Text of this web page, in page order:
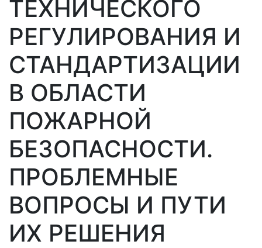
ТЕХНИЧЕСКОГО
РЕГУЛИРОВАНИЯ И
СТАНДАРТИЗАЦИИ
В ОБЛАСТИ
ПОЖАРНОЙ
БЕЗОПАСНОСТИ.
ПРОБЛЕМНЫЕ
ВОПРОСЫ И ПУТИ
ИХ РЕШЕНИЯ